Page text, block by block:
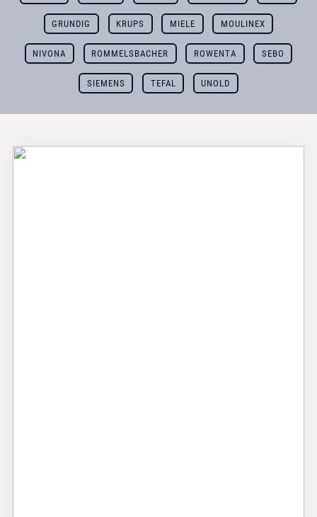
GRUNDIG KRUPS MIELE MOULINEX
NIVONA ROMMELSBACHER ROWENTA SEBO
SIEMENS TEFAL UNOLD